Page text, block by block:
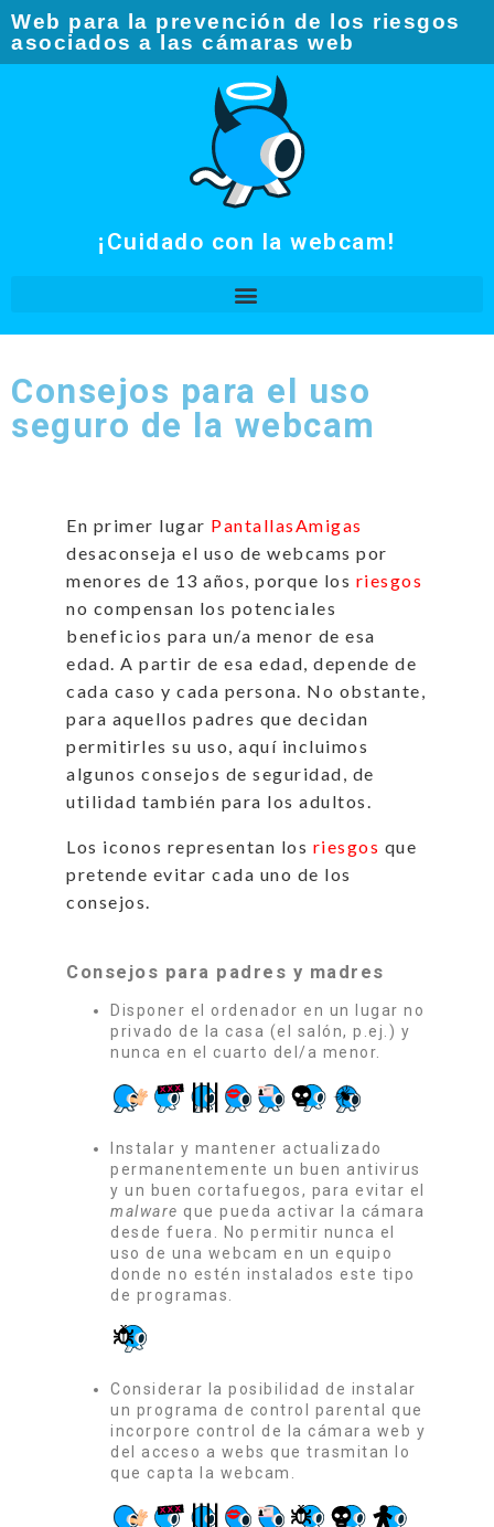
Web para la prevención de los riesgos
asociados a las cámaras web​
¡Cuidado con la webcam!
Consejos para el uso
seguro de la webcam
En primer lugar PantallasAmigas
desaconseja el uso de webcams por
menores de 13 años, porque los riesgos
no compensan los potenciales
beneficios para un/a menor de esa
edad. A partir de esa edad, depende de
cada caso y cada persona. No obstante,
para aquellos padres que decidan
permitirles su uso, aquí incluimos
algunos consejos de seguridad, de
utilidad también para los adultos.
Los iconos representan los riesgos que
pretende evitar cada uno de los
consejos.
Consejos para padres y madres
Disponer el ordenador en un lugar no
privado de la casa (el salón, p.ej.) y
nunca en el cuarto del/a menor.
Instalar y mantener actualizado
permanentemente un buen antivirus
y un buen cortafuegos, para evitar el
malware que pueda activar la cámara
desde fuera. No permitir nunca el
uso de una webcam en un equipo
donde no estén instalados este tipo
de programas.
Considerar la posibilidad de instalar
un programa de control parental que
incorpore control de la cámara web y
del acceso a webs que trasmitan lo
que capta la webcam.